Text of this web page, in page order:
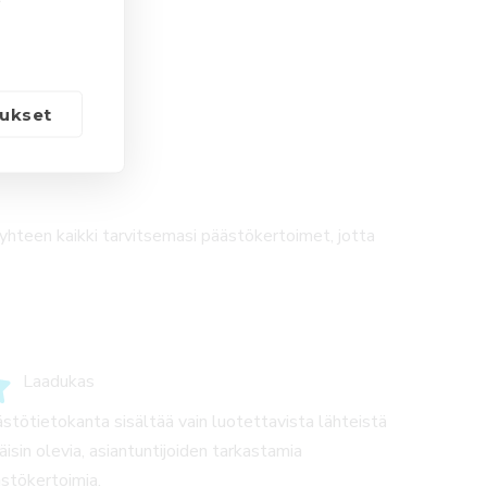
Seuraava »
kaikki tarvitsemasi päästökertoimet, jotta
Laadukas
sisältää vain luotettavista lähteistä
olevia, asiantuntijoiden tarkastamia